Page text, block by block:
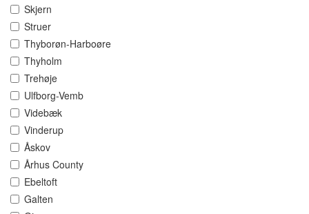
Skjern
Struer
Thyborøn-Harboøre
Thyholm
Trehøje
Ulfborg-Vemb
Videbæk
Vinderup
Åskov
Århus County
Ebeltoft
Galten